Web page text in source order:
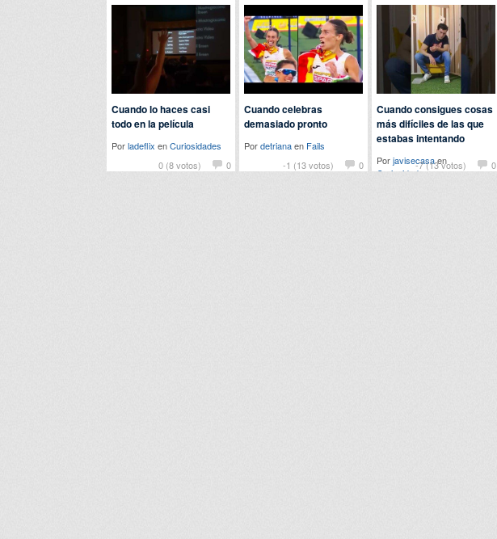
0 (8 votos) 0
Cuando lo haces casi
todo en la película
Porladeflix enCuriosidades
-1 (13 votos)
0
Cuando celebras
demasiado pronto
Pordetrianaen Fails
-7 (13 votos)
0
Cuando consigues cosas
más difíciles de las que
estabas intentando
Porjavisecasaen
Curiosidades